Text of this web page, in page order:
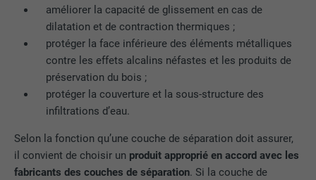
améliorer la capacité de glissement en cas de
dilatation et de contraction thermiques ;
protéger la face inférieure des éléments métalliques
contre les effets alcalins néfastes et les produits de
préservation du bois ;
protéger la couverture et la sous-structure des
infiltrations d’eau.
Selon la fonction qu’une couche de séparation doit assurer,
il convient de choisir un produit approprié en accord avec les
fabricants des couches de séparation. Si la couche de
UTILITÉ
Pour faciliter le choix des centres de
calcul
NOM test_cookie
FOURNISSEUR doubleclick.net
EXPIRATION 15 minutes
Est placé afin de tester si le navigateur